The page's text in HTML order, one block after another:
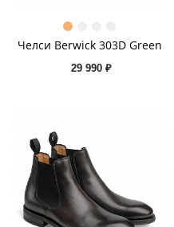
Челси Berwick 303D Green
29 990 ₽